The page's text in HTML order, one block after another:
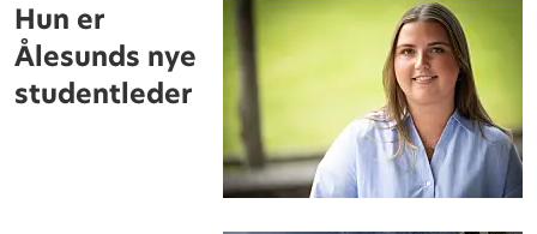
Hun er
Ålesunds nye
studentleder